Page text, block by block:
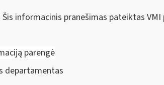
Šis informacinis pranešimas pateiktas VMI
parengė
departamentas